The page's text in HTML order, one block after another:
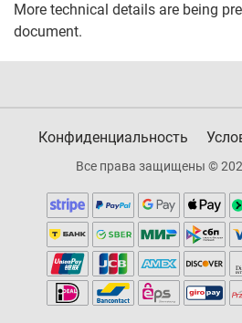
More technical details are being
document.
Конфиденциальность
Все права защищены ©